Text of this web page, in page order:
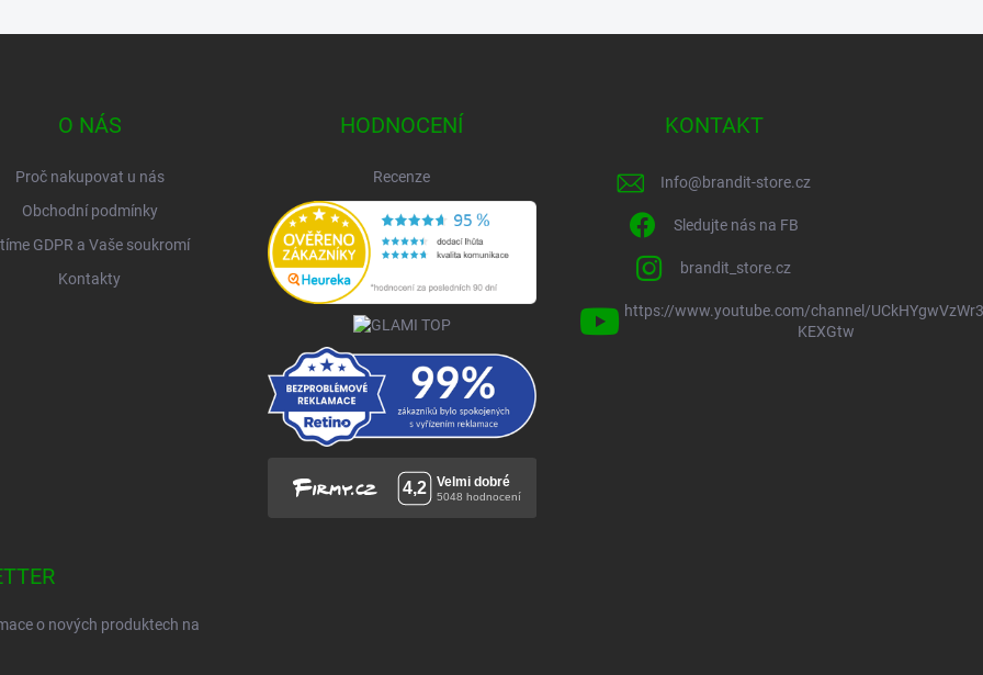
O NÁS
Proč nakupovat u nás
Obchodní podmínky
GDPR a Vaše soukromí
Kontakty
HODNOCENÍ
Recenze
KONTAKT
Info@brandit-store.cz
Sledujte nás na FB
brandit_store.cz
https://www.youtube.com/channel/
KEXGtw
o nových produktech na